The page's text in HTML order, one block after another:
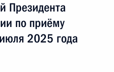
Президента
по приёму
2025 года